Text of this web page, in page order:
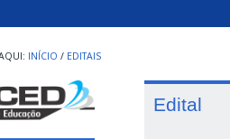
INÍCIO / EDITAIS
Edital